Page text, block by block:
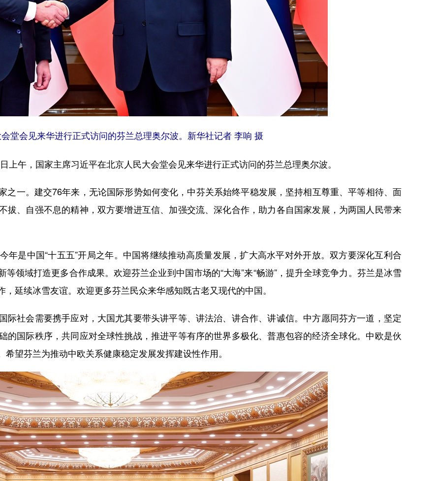
堂会见来华进行正式访问的芬兰总理奥尔波。新华社记者 李响 摄
午，国家主席习近平在北京人民大会堂会见来华进行正式访问的芬兰总理奥尔波。
一。建交76年来，无论国际形势如何变化，中芬关系始终平稳发展，坚持相互尊重、平等相待、面
拔、自强不息的精神，双方要增进互信、加强交流、深化合作，助力各自国家发展，为两国人民带来
是中国“十五五”开局之年。中国将继续推动高质量发展，扩大高水平对外开放。双方要深化互利合
领域打造更多合作成果。欢迎芬兰企业到中国市场的“大海”来“畅游”，提升全球竞争力。芬兰是冰雪
延续冰雪友谊。欢迎更多芬兰民众来华感知既古老又现代的中国。
社会需要携手应对，大国尤其要带头讲平等、讲法治、讲合作、讲诚信。中方愿同芬方一道，坚定
的国际秩序，共同应对全球性挑战，推进平等有序的世界多极化、普惠包容的经济全球化。中欧是伙
望芬兰为推动中欧关系健康稳定发展发挥建设性作用。